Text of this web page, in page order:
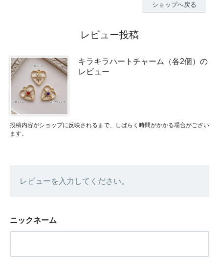
ショップへ戻る
レビュー投稿
キラキラハートチャーム（各2個）の
レビュー
投稿内容がショップに反映されるまで、しばらく時間がかかる場合がござい
ます。
レビューを入力してください。
ニックネーム